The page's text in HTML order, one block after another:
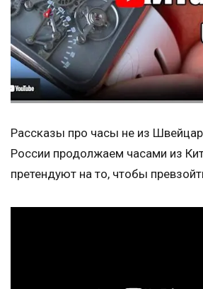
Рассказы про часы не из
России продолжаем часами из
претендуют на то, чтобы